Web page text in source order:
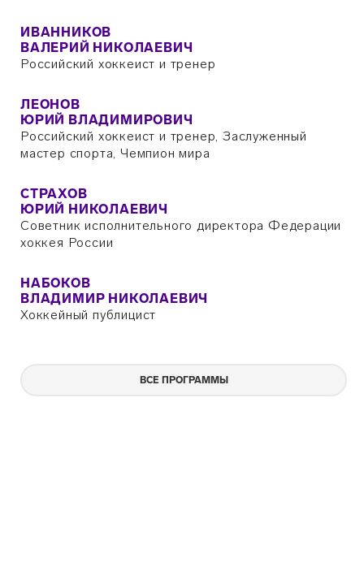
ИВАННИКОВ
ВАЛЕРИЙ НИКОЛАЕВИЧ
Российский хоккеист и тренер
ЛЕОНОВ
ЮРИЙ ВЛАДИМИРОВИЧ
Российский хоккеист и тренер, Заслуженный
мастер спорта, Чемпион мира
СТРАХОВ
ЮРИЙ НИКОЛАЕВИЧ
Советник исполнительного директора Федерации
хоккея России
НАБОКОВ
ВЛАДИМИР НИКОЛАЕВИЧ
Хоккейный публицист
ВСЕ ПРОГРАММЫ